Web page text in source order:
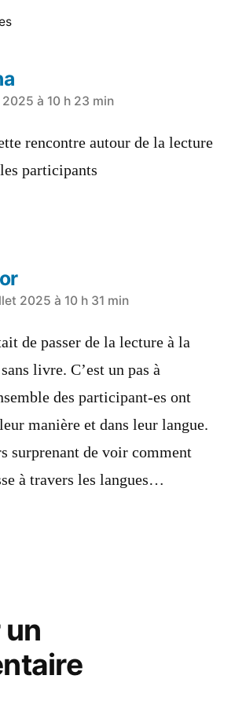
à 10 h 23 min
rencontre autour de la lecture
participants
2025 à 10 h 31 min
de passer de la lecture à la
livre. C’est un pas à
des participant-es ont
manière et dans leur langue.
surprenant de voir comment
à travers les langues…